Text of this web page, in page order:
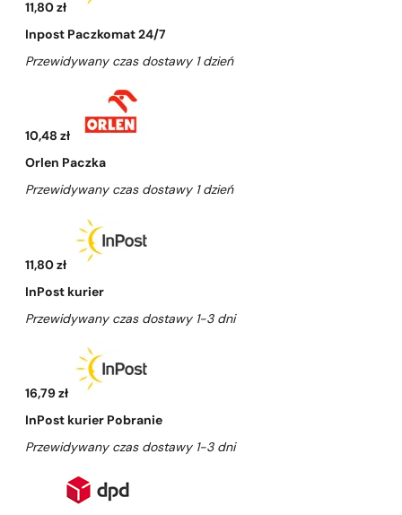
11,80 zł
Inpost Paczkomat 24/7
Przewidywany czas dostawy 1 dzień
10,48 zł
Orlen Paczka
Przewidywany czas dostawy 1 dzień
11,80 zł
InPost kurier
Przewidywany czas dostawy 1-3 dni
16,79 zł
InPost kurier Pobranie
Przewidywany czas dostawy 1-3 dni